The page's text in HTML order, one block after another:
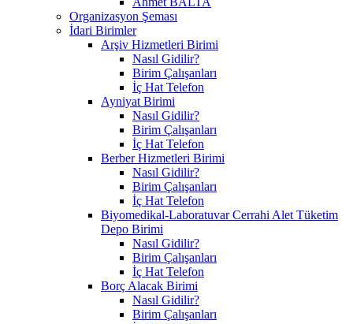
Organizasyon Şeması
İdari Birimler
Arşiv Hizmetleri Birimi
Nasıl Gidilir?
Birim Çalışanları
İç Hat Telefon
Ayniyat Birimi
Nasıl Gidilir?
Birim Çalışanları
İç Hat Telefon
Berber Hizmetleri Birimi
Nasıl Gidilir?
Birim Çalışanları
İç Hat Telefon
Biyomedikal-Laboratuvar Cerrahi Alet Tüketim
Depo Birimi
Nasıl Gidilir?
Birim Çalışanları
İç Hat Telefon
Borç Alacak Birimi
Nasıl Gidilir?
Birim Çalışanları